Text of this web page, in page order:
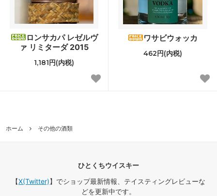
ロンサカパ レゼルヴ
ァ リミターダ 2015
1,181円(内税)
ワサビウォッカ
462円(内税)
ホーム その他の酒類
ひとくちウイスキー
【X(Twitter)】でショップ最新情報、テイスティングレビューな
どを更新中です。